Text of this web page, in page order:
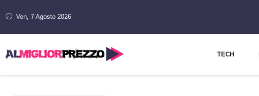
Ven, 7 Agosto 2026
TECH